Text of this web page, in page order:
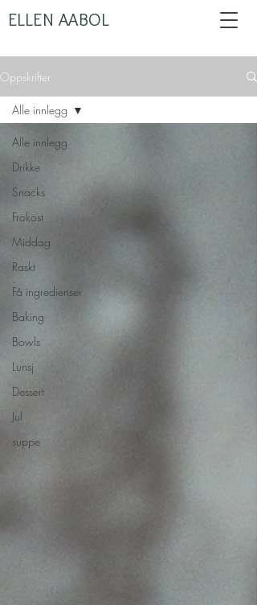
ELLEN AABOL
Oppskrifter
Alle innlegg
Drikke
Snacks
Frokost
Middag
Raskt
Få ingredienser
Baking
Bowls
Lunsj
Dessert
Jul
suppe
Alle innlegg